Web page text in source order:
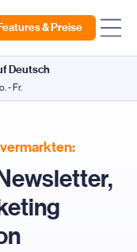
& Preise
Deutsch
- Fr.